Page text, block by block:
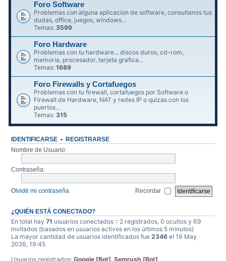
Foro Software
Problemas con alguna aplicacion de software, consultanos tus
dudas, office, juegos, windows...
Temas: 3599
Foro Hardware
Problemas con tu hardware... discos duros, cd-rom,
memoria, procesador, tarjeta grafica...
Temas:1689
Foro Firewalls y Cortafuegos
Problemas con tu firewall, cortafuegos por Software o
Firewall de Hardware, NAT y redes IP o quizas con los
puertos...
Temas:315
IDENTIFICARSE • REGISTRARSE
Nombre de Usuario:
Contraseña:
Olvidé mi contraseña Recordar
¿QUIÉN ESTÁ CONECTADO?
En total hay71 usuarios conectados :: 2 registrados, 0 ocultos y 69
invitados (basados en usuarios activos en los últimos 5 minutos)
La mayor cantidad de usuarios identificados fue2346 el 19 May
2026, 19:45
Usuarios registrados:Google [Bot] ,Semrush [Bot]